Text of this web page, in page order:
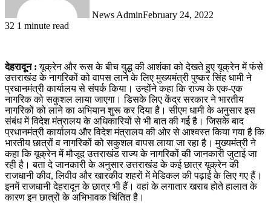
News AdminFebruary 24, 2022
32 1 minute read
देहरादून : यूक्रेन और रूस के बीच युद्ध की आशंका को देखते हुए यूक्रेन में फंसे
उत्तराखंड के नागरिकों को वापस लाने के लिए मुख्यमंत्री पुष्कर सिंह धामी ने
प्रधानमंत्री कार्यालय से संपर्क किया। उन्होंने कहा कि राज्य के एक-एक
नागरिक को सकुशल लाया जाएगा। डिसके लिए केंद्र सरकार ने भारतीय
नागरिकों को लाने का अभियान शुरू कर दिया है। सीएम धामी के अनुसार इस
संबंध में विदेश मंत्रालय के अधिकारियों से भी बात की गई है। जिसके बाद
प्रधानमंत्री कार्यालय और विदेश मंत्रालय की ओर से आश्वस्त किया गया है कि
भारतीय छात्रों व नागरिकों को सकुशल वापस लाया जा रहा है। मुख्यमंत्री ने
कहा कि यूक्रेन में मौजूद उत्तराखंड राज्य के नागरिकों की जानकारी जुटाई जा
रही है। बता दे जानकारी के अनुसार उत्तराखंड के कई छात्र यूक्रेन की
राजधानी कीव, लिवीव और खारकीव शहरों में मेडिकल की पढ़ाई के लिए गए हैं।
इनमें राजधानी देहरादून के छात्र भी हैं। वहां के लगातार खराब होते हालात के
कारण इन छात्रों के अभिभावक चिंतित है।